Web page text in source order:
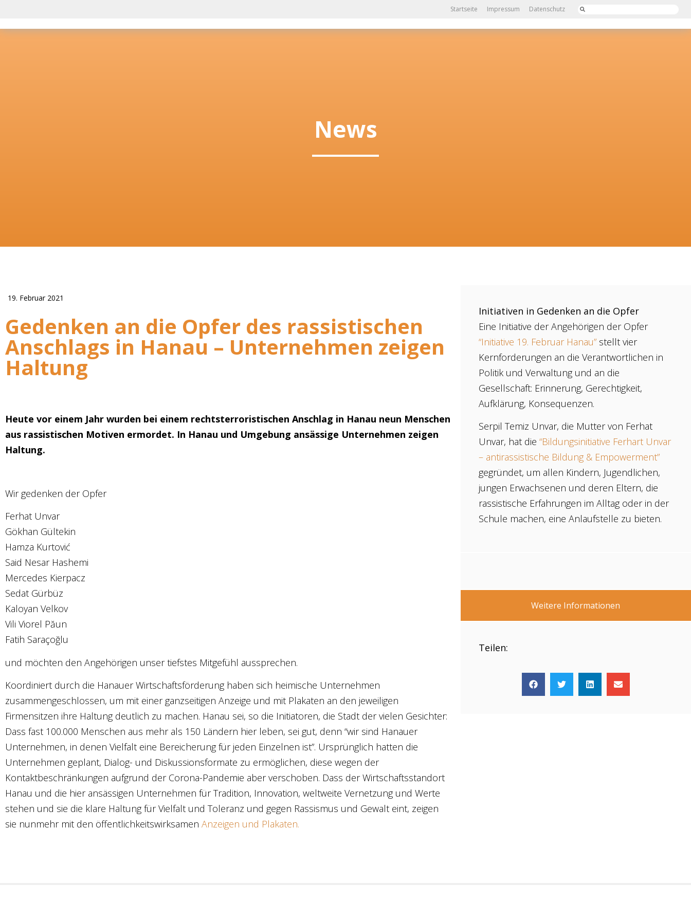
Startseite Impressum Datenschutz
News
19. Februar 2021
Gedenken an die Opfer des rassistischen
Anschlags in Hanau – Unternehmen zeigen
Haltung
Heute vor einem Jahr wurden bei einem rechtsterroristischen Anschlag in Hanau neun Menschen
aus rassistischen Motiven ermordet. In Hanau und Umgebung ansässige Unternehmen zeigen
Haltung.
Wir gedenken der Opfer
Ferhat Unvar
Gökhan Gültekin
Hamza Kurtović
Said Nesar Hashemi
Mercedes Kierpacz
Sedat Gürbüz
Kaloyan Velkov
Vili Viorel Păun
Fatih Saraçoğlu
und möchten den Angehörigen unser tiefstes Mitgefühl aussprechen.
Koordiniert durch die Hanauer Wirtschaftsförderung haben sich heimische Unternehmen
zusammengeschlossen, um mit einer ganzseitigen Anzeige und mit Plakaten an den jeweiligen
Firmensitzen ihre Haltung deutlich zu machen. Hanau sei, so die Initiatoren, die Stadt der vielen Gesichter:
Dass fast 100.000 Menschen aus mehr als 150 Ländern hier leben, sei gut, denn “wir sind Hanauer
Unternehmen, in denen Vielfalt eine Bereicherung für jeden Einzelnen ist”. Ursprünglich hatten die
Unternehmen geplant, Dialog- und Diskussionsformate zu ermöglichen, diese wegen der
Kontaktbeschränkungen aufgrund der Corona-Pandemie aber verschoben. Dass der Wirtschaftsstandort
Hanau und die hier ansässigen Unternehmen für Tradition, Innovation, weltweite Vernetzung und Werte
stehen und sie die klare Haltung für Vielfalt und Toleranz und gegen Rassismus und Gewalt eint, zeigen
sie nunmehr mit den öffentlichkeitswirksamen Anzeigen und Plakaten.
Initiativen in Gedenken an die Opfer
Eine Initiative der Angehörigen der Opfer
“Initiative 19. Februar Hanau”stellt vier
Kernforderungen an die Verantwortlichen in
Politik und Verwaltung und an die
Gesellschaft: Erinnerung, Gerechtigkeit,
Aufklärung, Konsequenzen.
Serpil Temiz Unvar, die Mutter von Ferhat
Unvar, hat die “Bildungsinitiative Ferhart Unvar
– antirassistische Bildung & Empowerment”
gegründet, um allen Kindern, Jugendlichen,
jungen Erwachsenen und deren Eltern, die
rassistische Erfahrungen im Alltag oder in der
Schule machen, eine Anlaufstelle zu bieten.
Weitere Informationen
Teilen: